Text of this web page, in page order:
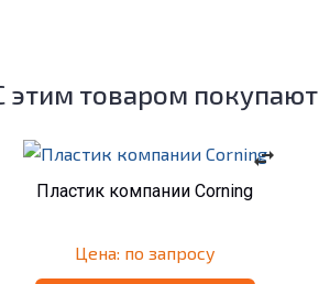
этим товаром покупают
swap_horiz
Пластик компании Corning
Цена: по запросу